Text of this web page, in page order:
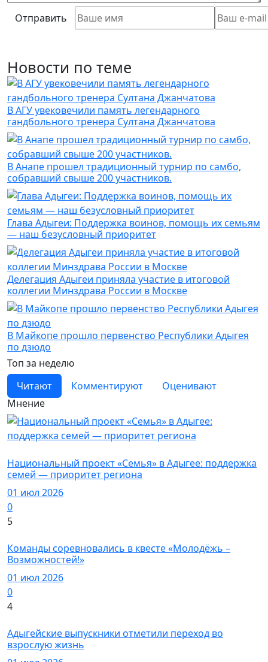
Отправить
Новости по теме
В АГУ увековечили память легендарного
гандбольного тренера Султана Джанчатова
В Анапе прошел традиционный турнир по самбо,
собравший свыше 200 участников.
Глава Адыгеи: Поддержка воинов, помощь их семьям
— наш безусловный приоритет
Делегация Адыгеи приняла участие в итоговой
коллегии Минздрава России в Москве
В Майкопе прошло первенство Республики Адыгея
по дзюдо
Топ за неделю
Читают
Комментируют
Оценивают
Мнение
Национальный проект «Семья» в Адыгее: поддержка
семей — приоритет региона
01 июл 2026
0
5
Команды соревновались в квесте «Молодёжь –
Возможностей!»
01 июл 2026
0
4
Адыгейские выпускники отметили переход во
взрослую жизнь